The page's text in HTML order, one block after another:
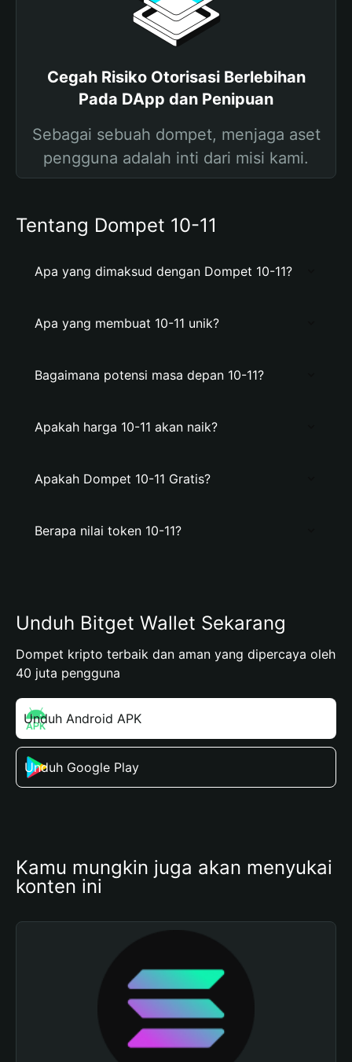
Cegah Risiko Otorisasi Berlebihan
Pada DApp dan Penipuan
Sebagai sebuah dompet, menjaga aset
pengguna adalah inti dari misi kami.
Tentang Dompet 10-11
Apa yang dimaksud dengan Dompet 10-11?
Apa yang membuat 10-11 unik?
Bagaimana potensi masa depan 10-11?
Apakah harga 10-11 akan naik?
Apakah Dompet 10-11 Gratis?
Berapa nilai token 10-11?
Unduh Bitget Wallet Sekarang
Dompet kripto terbaik dan aman yang dipercaya oleh
40 juta pengguna
Unduh Android APK
Unduh Google Play
Kamu mungkin juga akan menyukai
konten ini